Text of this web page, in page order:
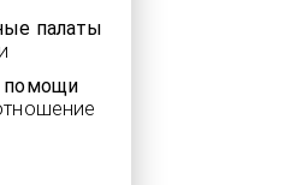
палаты
помощи